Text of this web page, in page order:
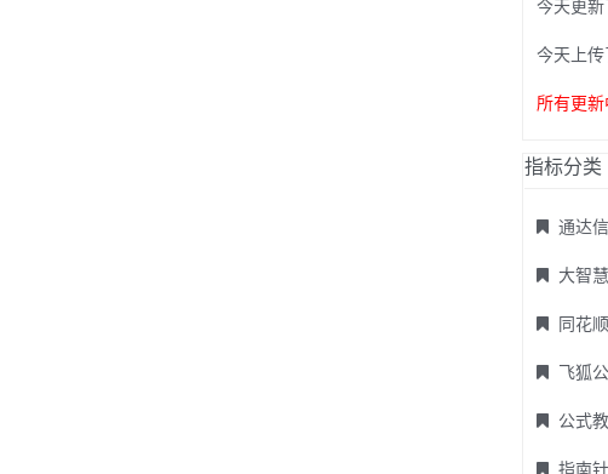
今天更新
今天上传
所有更
指标分类
通达
大智
同花
飞狐
公式
指南